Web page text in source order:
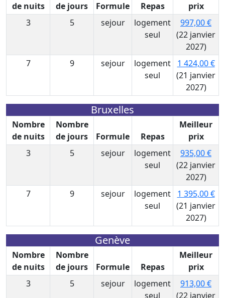
de nuits
de jours
Formule Repas
prix
3
5 sejour
logement
seul
997,00 €
(22 janvier
2027)
7
9 sejour
logement
seul
1 424,00 €
(21 janvier
2027)
Bruxelles
Nombre
de nuits
Nombre
de jours
Formule Repas
Meilleur
prix
3
5 sejour
logement
seul
935,00 €
(22 janvier
2027)
7
9 sejour
logement
seul
1 395,00 €
(21 janvier
2027)
Genève
Nombre
de nuits
Nombre
de jours
Formule Repas
Meilleur
prix
3
5 sejour
logement
seul
913,00 €
(22 janvier